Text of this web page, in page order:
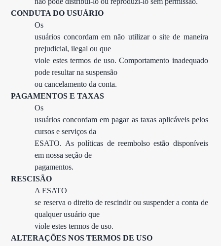
CONDUTA DO USUÁRIO
Os
usuários concordam em não utilizar o site de maneira
prejudicial, ilegal ou que
viole estes termos de uso. Comportamento inadequado
pode resultar na suspensão
ou cancelamento da conta.
PAGAMENTOS E TAXAS
Os
usuários concordam em pagar as taxas aplicáveis pelos
cursos e serviços da
ESATO. As políticas de reembolso estão disponíveis
em nossa seção de
pagamentos.
RESCISÃO
A ESATO
se reserva o direito de rescindir ou suspender a conta de
qualquer usuário que
viole estes termos de uso.
ALTERAÇÕES NOS TERMOS DE USO